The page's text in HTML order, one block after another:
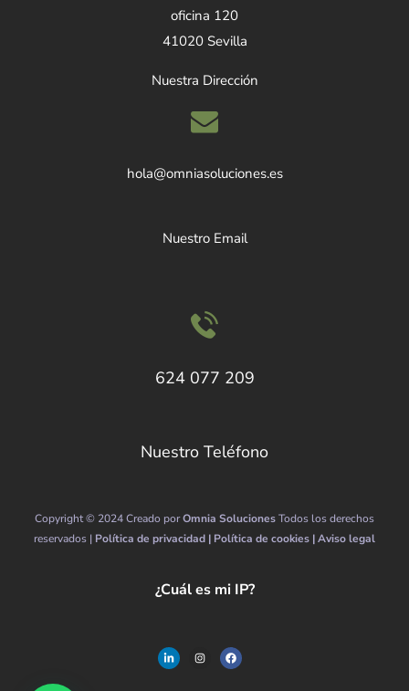
oficina 120
41020 Sevilla
Nuestra Dirección
hola@omniasoluciones.es
Nuestro Email
624 077 209
Nuestro Teléfono
Copyright © 2024 Creado porOmnia SolucionesTodos los derechos
reservados | Política de privacidad | Política de cookies |Aviso legal
¿Cuál es mi IP?